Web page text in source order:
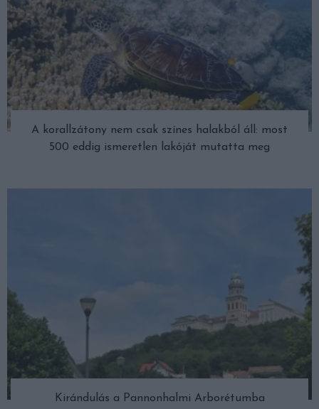
A korallzátony nem csak színes halakból áll: most
500 eddig ismeretlen lakóját mutatta meg
Kirándulás a Pannonhalmi Arborétumba